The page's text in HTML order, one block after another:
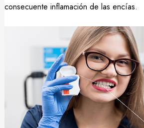
consecuente inflamación de las encías.